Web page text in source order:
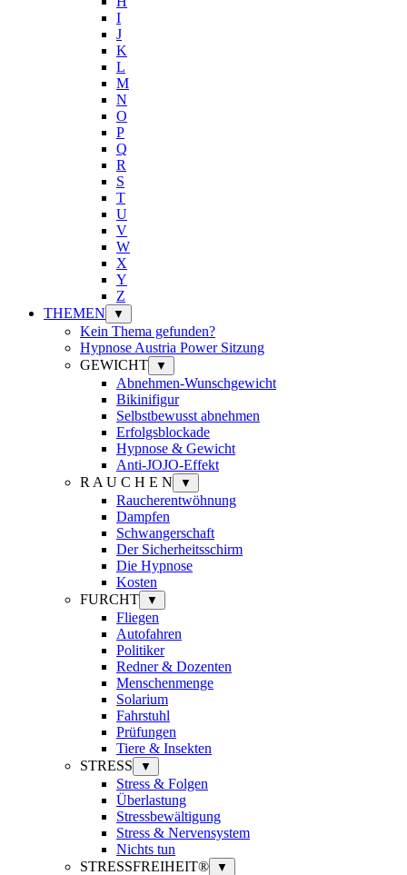
I
J
K
L
M
N
O
P
Q
R
S
T
U
V
W
X
Y
Z
THEMEN
▼
Kein Thema gefunden?
Hypnose Austria Power Sitzung
GEWICHT
▼
Abnehmen-Wunschgewicht
Bikinifigur
Selbstbewusst abnehmen
Erfolgsblockade
Hypnose & Gewicht
Anti-JOJO-Effekt
R A U C H E N
▼
Raucherentwöhnung
Dampfen
Schwangerschaft
Der Sicherheitsschirm
Die Hypnose
Kosten
FURCHT
▼
Fliegen
Autofahren
Politiker
Redner & Dozenten
Menschenmenge
Solarium
Fahrstuhl
Prüfungen
Tiere & Insekten
STRESS
▼
Stress & Folgen
Überlastung
Stressbewältigung
Stress & Nervensystem
Nichts tun
STRESSFREIHEIT®
▼